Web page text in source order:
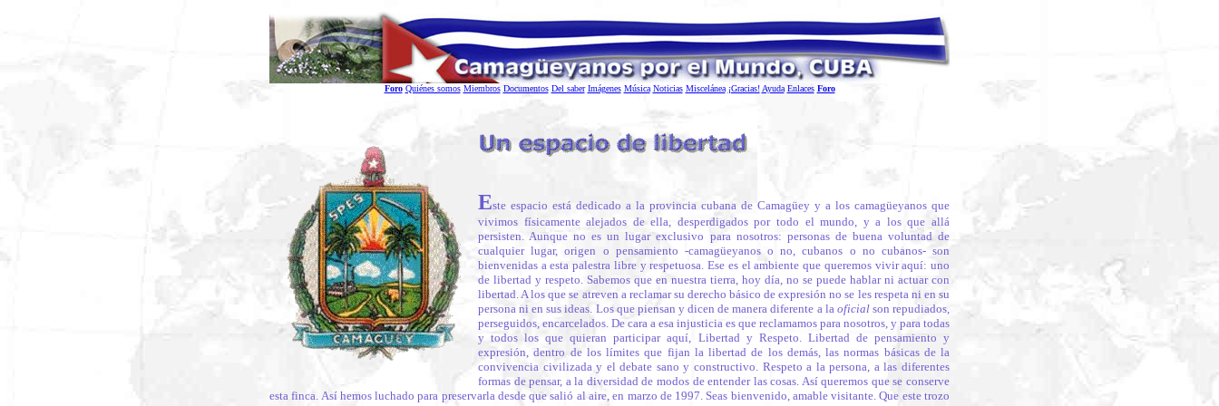
Foro Quiénes somos Miembros Documentos Del saber Imágenes Música Noticias Miscelánea ¡Gracias! Ayuda Enlaces Foro
Este espacio está dedicado a la provincia cubana de Camagüey y a los camagüeyanos que
vivimos físicamente alejados de ella, desperdigados por todo el mundo, y a los que allá
persisten. Aunque no es un lugar exclusivo para nosotros: personas de buena voluntad de
cualquier lugar, origen o pensamiento -camagüeyanos o no, cubanos o no cubanos- son
bienvenidas a esta palestra libre y respetuosa. Ese es el ambiente que queremos vivir aquí: uno
de libertad y respeto. Sabemos que en nuestra tierra, hoy día, no se puede hablar ni actuar con
libertad. A los que se atreven a reclamar su derecho básico de expresión no se les respeta ni en su
persona ni en sus ideas. Los que piensan y dicen de manera diferente a la oficialson repudiados,
perseguidos, encarcelados. De cara a esa injusticia es que reclamamos para nosotros, y para todas
y todos los que quieran participar aquí, Libertad y Respeto. Libertad de pensamiento y
expresión, dentro de los límites que fijan la libertad de los demás, las normas básicas de la
convivencia civilizada y el debate sano y constructivo. Respeto a la persona, a las diferentes
formas de pensar, a la diversidad de modos de entender las cosas. Así queremos que se conserve
esta finca. Así hemos luchado para preservarla desde que salió al aire, en marzo de 1997. Seas bienvenido, amable visitante. Que este trozo